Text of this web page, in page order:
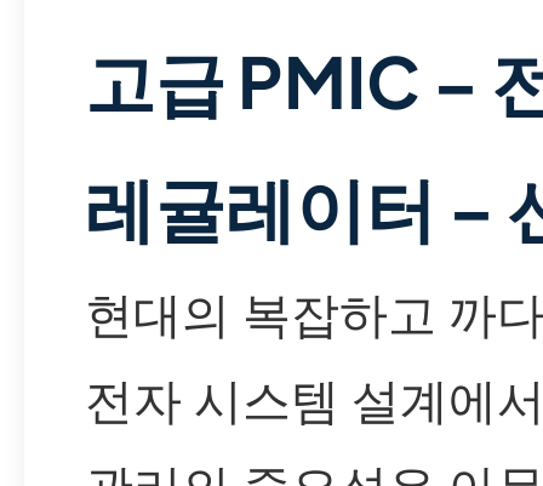
고급 PMIC –
레귤레이터 –
현대의 복잡하고 까
전자 시스템 설계에